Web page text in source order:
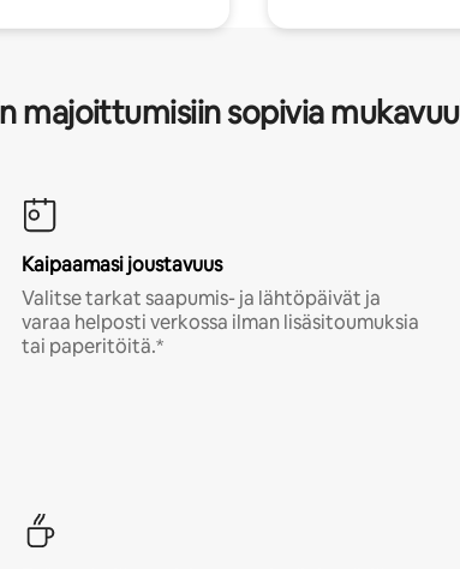
majoittumisiin sopivia
Kaipaamasi joustavuus
Valitse tarkat saapumis- ja lähtöpäivät ja
varaa helposti verkossa ilman lisäsitoumuksia
tai paperitöitä.*